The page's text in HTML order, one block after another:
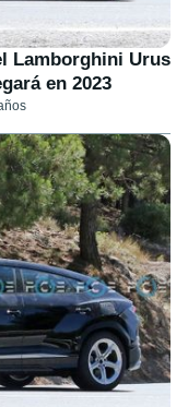
Lamborghini Urus
en 2023